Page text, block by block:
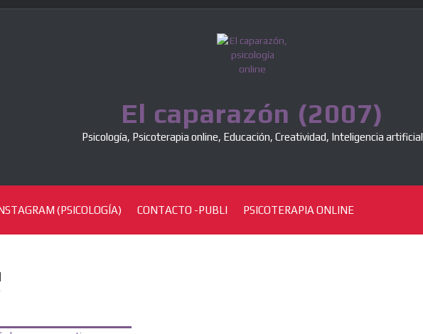
El caparazón (2007)
Psicología, Psicoterapia online, Educación, Creatividad, Inteligencia artificial
(PSICOLOGÍA) CONTACTO -PUBLI PSICOTERAPIA ONLINE